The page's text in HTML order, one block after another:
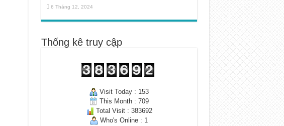
6 Tháng 12, 2024
Thống kê truy cập
Visit Today : 153
This Month : 709
Total Visit : 383692
Who's Online : 1